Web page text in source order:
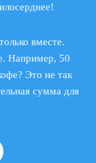
вместе.
Например, 50
Это не так
сумма для